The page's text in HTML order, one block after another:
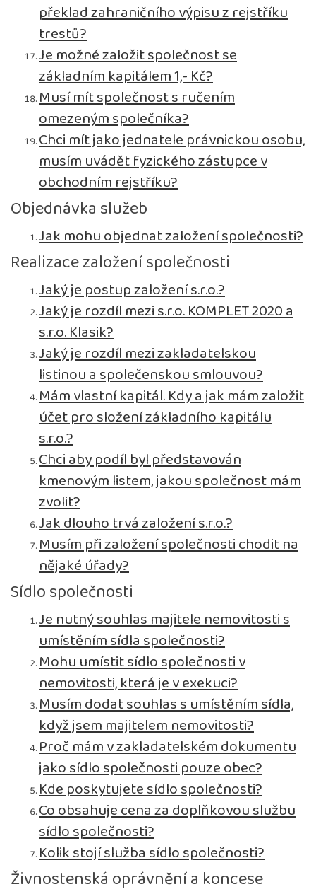
překlad zahraničního výpisu z rejstříku
trestů?
Je možné založit společnost se
základním kapitálem 1,- Kč?
Musí mít společnost s ručením
omezeným společníka?
Chci mít jako jednatele právnickou osobu,
musím uvádět fyzického zástupce v
obchodním rejstříku?
Objednávka služeb
Jak mohu objednat založení společnosti?
Realizace založení společnosti
Jaký je postup založení s.r.o.?
Jaký je rozdíl mezi s.r.o. KOMPLET 2020 a
s.r.o. Klasik?
Jaký je rozdíl mezi zakladatelskou
listinou a společenskou smlouvou?
Mám vlastní kapitál. Kdy a jak mám založit
účet pro složení základního kapitálu
s.r.o.?
Chci aby podíl byl představován
kmenovým listem, jakou společnost mám
zvolit?
Jak dlouho trvá založení s.r.o.?
Musím při založení společnosti chodit na
nějaké úřady?
Sídlo společnosti
Je nutný souhlas majitele nemovitosti s
umístěním sídla společnosti?
Mohu umístit sídlo společnosti v
nemovitosti, která je v exekuci?
Musím dodat souhlas s umístěním sídla,
když jsem majitelem nemovitosti?
Proč mám v zakladatelském dokumentu
jako sídlo společnosti pouze obec?
Kde poskytujete sídlo společnosti?
Co obsahuje cena za doplňkovou službu
sídlo společnosti?
Kolik stojí služba sídlo společnosti?
Živnostenská oprávnění a koncese